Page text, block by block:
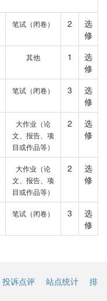
笔试（闭卷） 2
选
修
其他 1
选
修
笔试（闭卷） 3
选
修
大作业（论
文、报告、项
目或作品等）
2
选
修
大作业（论
文、报告、项
目或作品等）
2
选
修
笔试（闭卷） 3
选
修
投诉点评 站点统计
排